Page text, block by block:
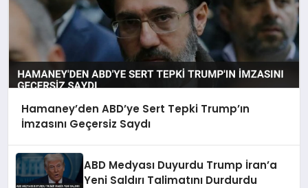
Hamaney’den ABD’ye Sert Tepki Trump’ın
İmzasını Geçersiz Saydı
ABD Medyası Duyurdu Trump İran’a
Yeni Saldırı Talimatını Durdurdu